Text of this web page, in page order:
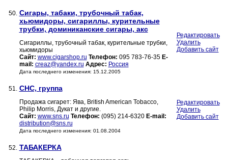
50. Сигары, табаки, трубочный табак,
хьюмидоры, сигариллы, курительные
трубки, доминиканские сигары, акс
Сигариллы, трубочный табак, курительные трубки,
хьюмидоры
Сайт: www.cigarshop.ru Телефон: 095 783-76-35 E-
mail: creaz@yandex.ru Адрес: Россия
Дата последнего изменения: 15.12.2005
Редактировать
Удалить
Добавить сайт
51. СНС, группа
Продажа сигарет: Ява, British American Tobacco,
Philip Morris, Дукат и другие.
Сайт: www.sns.ru Телефон: (095) 214-6320 E-mail:
distribution@sns.ru
Дата последнего изменения: 01.08.2004
Редактировать
Удалить
Добавить сайт
52. ТАБАКЕРКА